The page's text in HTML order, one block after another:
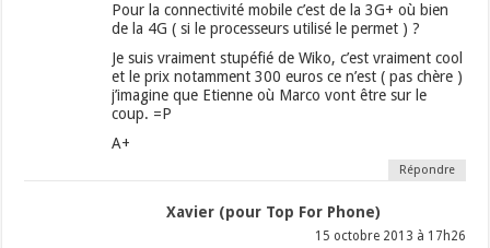
Pour la connectivité mobile c’est de la 3G+ où bien
de la 4G ( si le processeurs utilisé le permet ) ?
Je suis vraiment stupéfié de Wiko, c’est vraiment cool
et le prix notamment 300 euros ce n’est ( pas chère )
j’imagine que Etienne où Marco vont être sur le
coup. =P
A+
Répondre
Xavier (pour Top For Phone)
15 octobre 2013 à 17h26